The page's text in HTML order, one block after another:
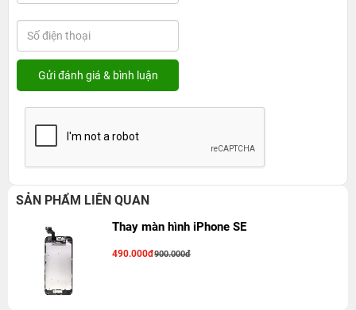
SẢN PHẨM LIÊN QUAN
Thay màn hình iPhone SE
490.000đ900.000đ